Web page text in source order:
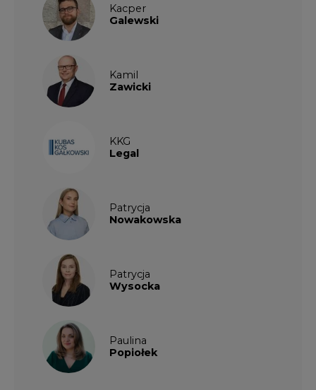
Kacper
Galewski
Kamil
Zawicki
KKG
Legal
Patrycja
Nowakowska
Patrycja
Wysocka
Paulina
Popiołek